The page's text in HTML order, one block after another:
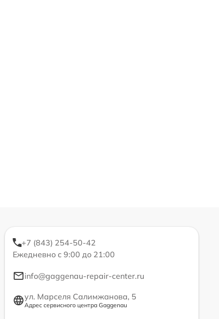
+7 (843) 254-50-42
Ежедневно с 9:00 до 21:00
info@gaggenau-repair-center.ru
ул. Марселя Салимжанова, 5
Адрес сервисного центра Gaggenau